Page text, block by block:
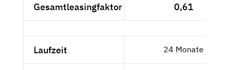
Gesamtleasingfaktor 0,61
Laufzeit 24 Monate